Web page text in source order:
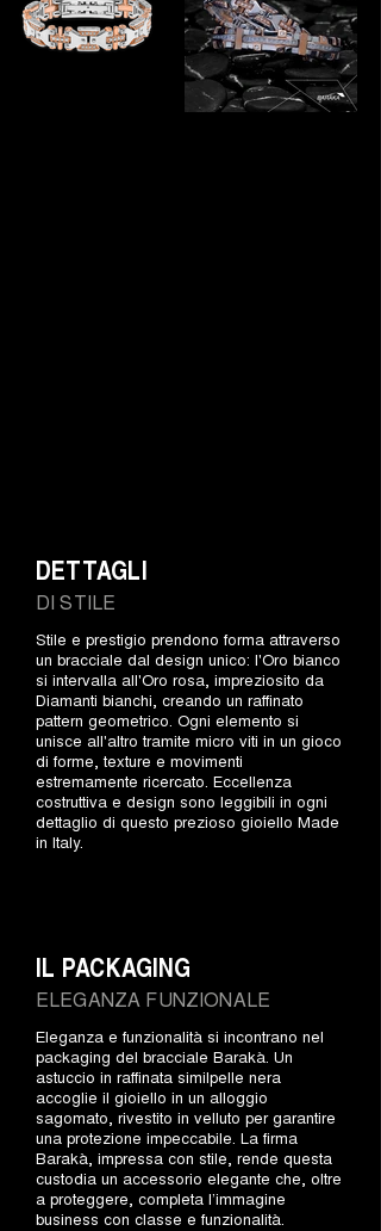
DI STILE
DETTAGLI
Stile e prestigio prendono forma attraverso
un bracciale dal design unico: l'Oro bianco
si intervalla all'Oro rosa, impreziosito da
Diamanti bianchi, creando un raffinato
pattern geometrico. Ogni elemento si
unisce all'altro tramite micro viti in un gioco
di forme, texture e movimenti
estremamente ricercato. Eccellenza
costruttiva e design sono leggibili in ogni
dettaglio di questo prezioso gioiello Made
in Italy.
ELEGANZA FUNZIONALE
IL PACKAGING
Eleganza e funzionalità si incontrano nel
packaging del bracciale Barakà. Un
astuccio in raffinata similpelle nera
accoglie il gioiello in un alloggio
sagomato, rivestito in velluto per garantire
una protezione impeccabile. La firma
Barakà, impressa con stile, rende questa
custodia un accessorio elegante che, oltre
a proteggere, completa l’immagine
business con classe e funzionalità.